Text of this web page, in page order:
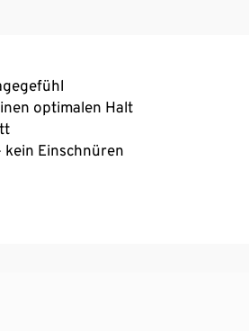
optimalen Halt
kein Einschnüren
Tragekomfort